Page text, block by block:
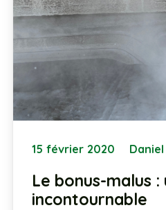
15 février 2020
Le bonus-malus
incontournable